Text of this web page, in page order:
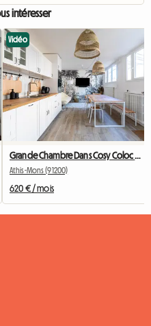
intéresser
Vidéo
Grande Chambre Dans Cosy Coloc #5 New York près d'olry
Athis-Mons (91200)
620 € / mois